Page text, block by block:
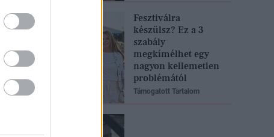
Fesztiválra
készülsz? Ez a 3
szabály
megkímélhet egy
nagyon kellemetlen
problémától
Támogatott Tartalom